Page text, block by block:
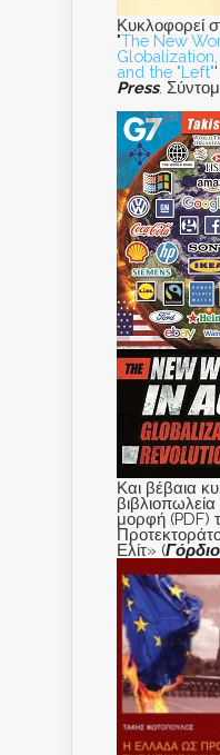
Κυκλοφορεί
"The New
and the "Left"
Press.
Και βέβαια
μορφή (PDF)
Ελίτ» (